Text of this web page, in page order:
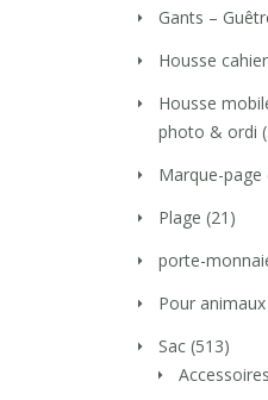
Gants –
Housse
Housse
photo & ordi
Marque-page
Plage (21)
porte-
Pour animaux
Sac (513)